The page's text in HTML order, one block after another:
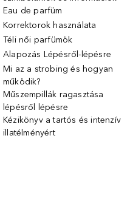
Eau de parfüm
Korrektorok használata
Téli női parfümök
Alapozás Lépésről-lépésre
Mi az a strobing és hogyan
működik?
Műszempillák ragasztása
lépésről lépésre
Kézikönyv a tartós és intenzív
illatélményért